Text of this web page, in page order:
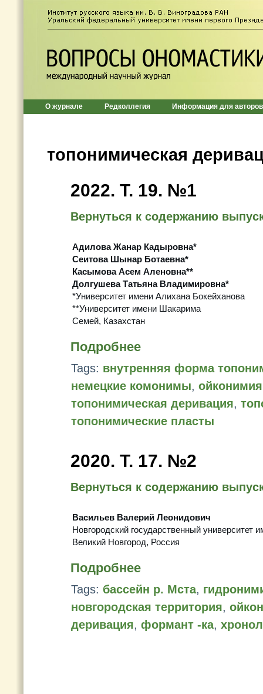
О журнале Редколлегия Информация для авторов
топонимическая
2022. Т. 19. №1
Вернуться к содержанию
Адилова Жанар Кадыровна*
Сеитова Шынар Ботаевна*
Касымова Асем Аленовна**
Долгушева Татьяна Владимировна*
*Университет имени Алихана Бокейханова
**Университет имени Шакарима
Семей, Казахстан
Подробнее
Tags: внутренняя форма
немецкие комонимы, ойконимия
топонимическая деривация,
топонимические пласты
2020. Т. 17. №2
Вернуться к содержанию
Васильев Валерий Леонидович
Новгородский государственный университет
Великий Новгород, Россия
Подробнее
Tags: бассейн р. Мста,
новгородская территория,
деривация, формант -ка,